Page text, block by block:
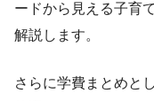
ードから見える子育
解説します。
さらに学費まとめと